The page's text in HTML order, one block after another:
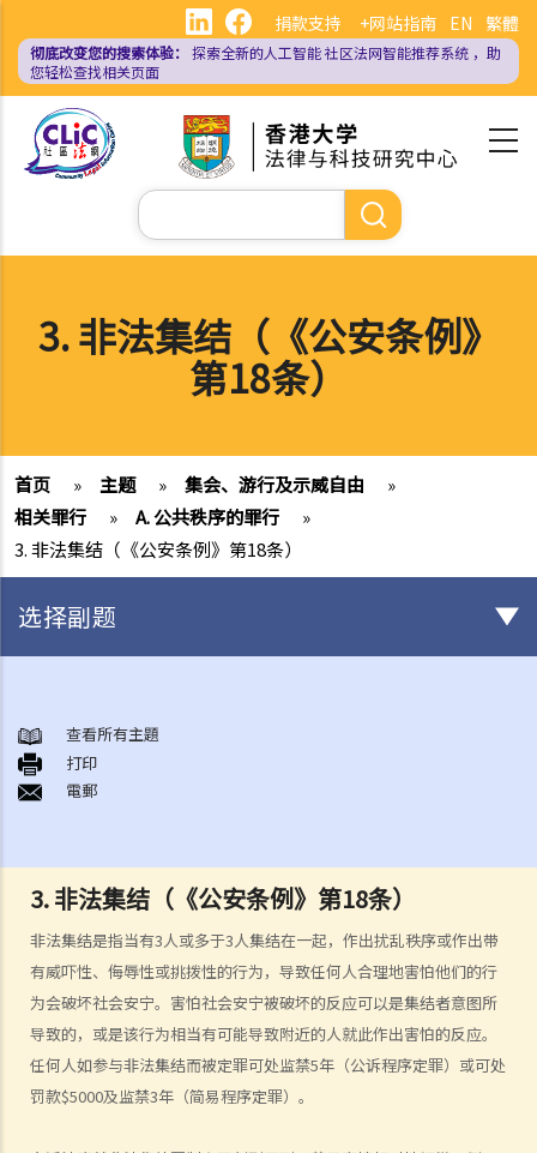
主
EN 繁體
捐款支持 +网站指南
彻底改变您的搜索体验： 探索全新的人工智能社区法网智能推荐系统 ，助
您轻松查找相关页面
搜
索
3. 非法集结（《公安条例》
第18条）
首页 » 主题 » 集会、游行及示威自由
»
相关罪行
» A. 公共秩序的罪行
»
3. 非法集结（《公安条例》第18条）
3. 非法集结（《公安条例》第18条）
非法集结是指当有3人或多于3人集结在一起，作出扰乱秩序或作出带
有威吓性、侮辱性或挑拨性的行为，导致任何人合理地害怕他们的行
为会破坏社会安宁。害怕社会安宁被破坏的反应可以是集结者意图所
导致的，或是该行为相当有可能导致附近的人就此作出害怕的反应。
任何人如参与非法集结而被定罪可处监禁5年（公诉程序定罪）或可处
罚款$5000及监禁3年（简易程序定罪）。
选择副题
A. 本质、程度及限制
B. 政府的确切责任
《公安条例》（第245章）
B. 公众集会及游行的规管
1. 公众集会的通知
2. 公众游行的通知
3. 警务处处长禁止或反对举行已作出通知的公众集会或游行的权力
4. 施加条件的权力
5. 上诉机制
6. 警务处处长在控制公众聚集上的一般权力
7. 警方在聚会、示威及集会中的权力
C. 问题与解答
查看所有主題
打印
電郵